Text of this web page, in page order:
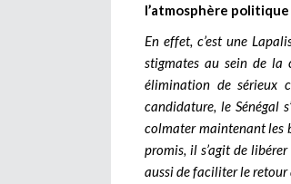
l’atmosphère politique
En effet, c’est une
stigmates au sein de la
élimination de sérieux
candidature, le Sénégal
colmater maintenant les
promis, il s’agit de
aussi de faciliter le retour